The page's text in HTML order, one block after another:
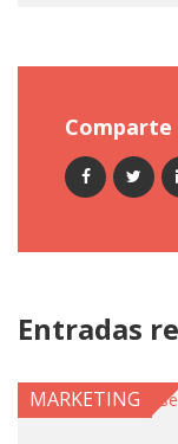
Comparte
Entradas
MARKETING